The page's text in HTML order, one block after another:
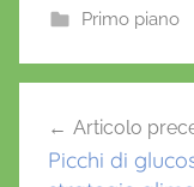
e
b
o
k
er
Primo piano
A
articoli
Articolo
Picchi di